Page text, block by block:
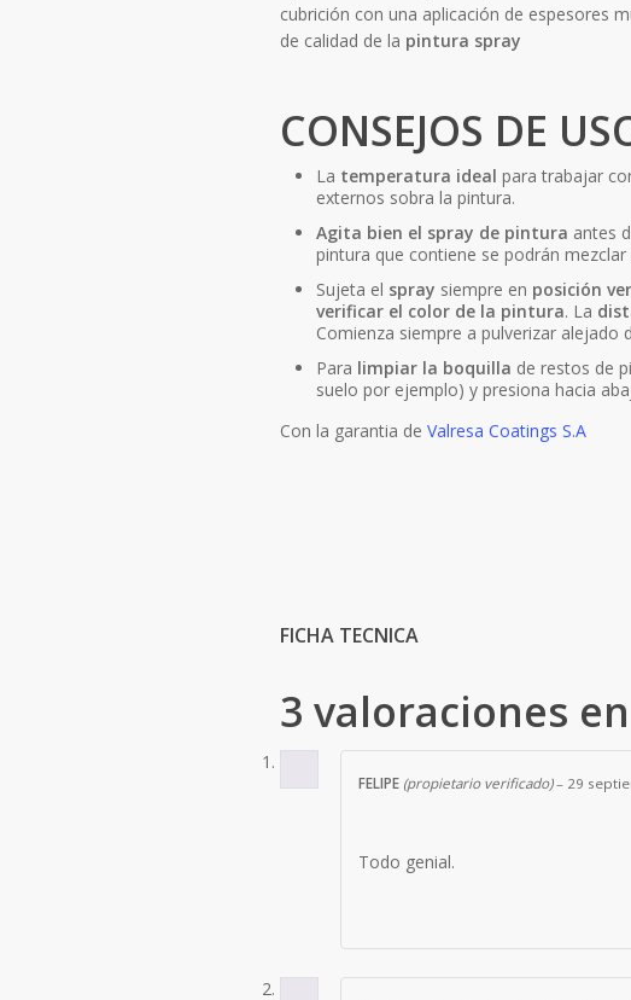
cubrición con una aplicación de espesores
de calidad de la pintura spray
CONSEJOS DE
La temperatura ideal para trabajar
externos sobra la pintura.
Agita bien el spray de pintura antes
pintura que contiene se podrán
Sujeta el spray siempre en posición
verificar el color de la pintura. La
Comienza siempre a pulverizar alejado
Para limpiar la boquilla de restos de
suelo por ejemplo) y presiona hacia
Con la garantia de Valresa Coatings S.A
FICHA TECNICA
3 valoraciones en
FELIPE (propietario verificado) – 29
Todo genial.